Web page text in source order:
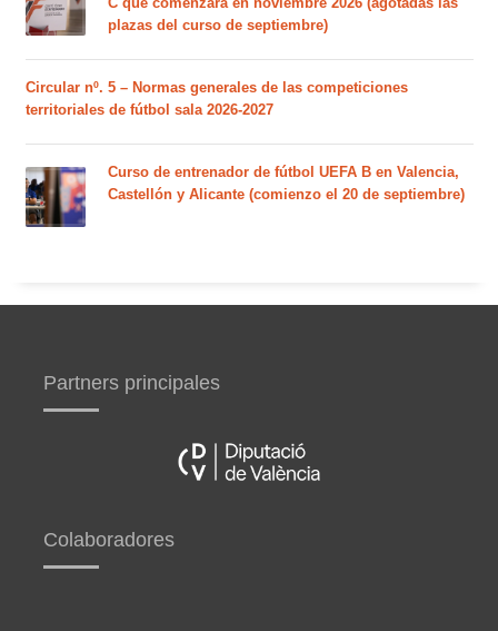
plazas del curso de septiembre)
Circular nº. 5 – Normas generales de las competiciones
territoriales de fútbol sala 2026-2027
Curso de entrenador de fútbol UEFA B en Valencia,
Castellón y Alicante (comienzo el 20 de septiembre)
Partners principales
Colaboradores